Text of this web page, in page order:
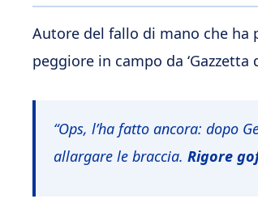
Autore del fallo di mano che ha
peggiore in campo da ‘Gazzetta
“Ops, l’ha fatto ancora: dopo
allargare le braccia. Rigore